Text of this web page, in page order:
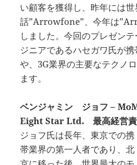
い顧客を獲得し、昨年には
話”Arrowfone”、今年は
しました。今回のプレゼン
ジニアであるハセガワ氏が
や、3G業界の主要なテクノ
ます。
ベンジャミン ジョフ –
Eight Star Ltd. 最高経営
ジョフ氏は長年、東京での携
帯業界の第一人者であり、北